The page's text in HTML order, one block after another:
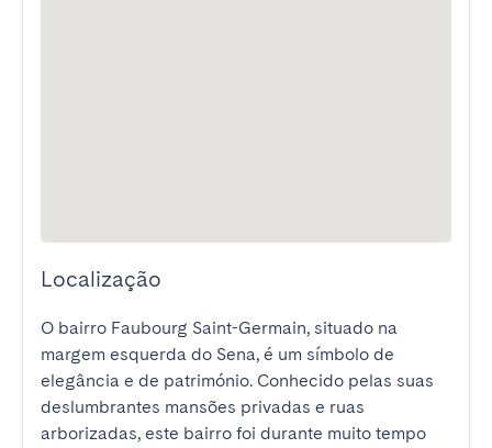
Localização
O bairro Faubourg Saint-Germain, situado na
margem esquerda do Sena, é um símbolo de
elegância e de património. Conhecido pelas suas
deslumbrantes mansões privadas e ruas
arborizadas, este bairro foi durante muito tempo